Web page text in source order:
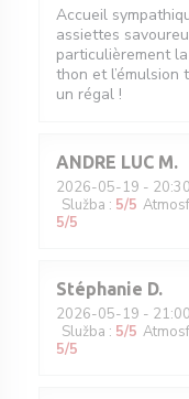
Accueil
assiettes
particulièrement
thon et l’émulsion
un régal !
ANDRE LUC M
2026-05-19 -
Služba : 5/5
5/5
Stéphanie D
2026-05-19 -
Služba : 5/5
5/5